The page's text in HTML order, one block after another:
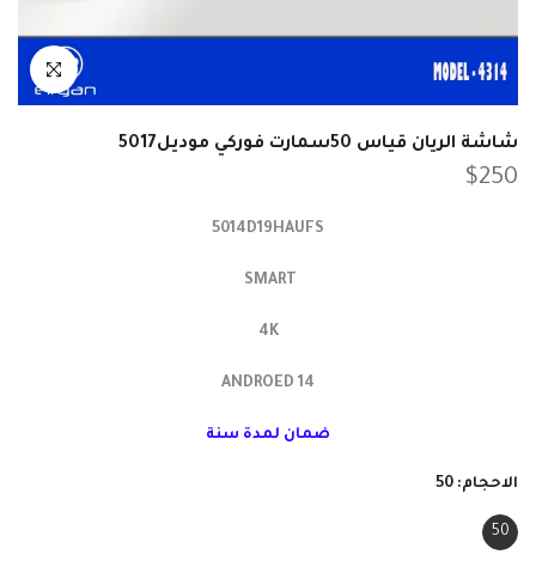
انقر للتكبير
شاشة الريان قياس 50سمارت فوركي موديل5017
$250
5014D19HAUFS
SMART
4K
ANDROED 14
ضمان لمدة سنة
الاحجام: 50
50